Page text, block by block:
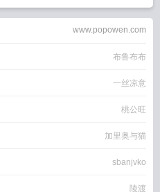
www.popowen.com
布鲁布布
一丝凉意
桃公旺
加里奥与猫
sbanjvko
陵渡